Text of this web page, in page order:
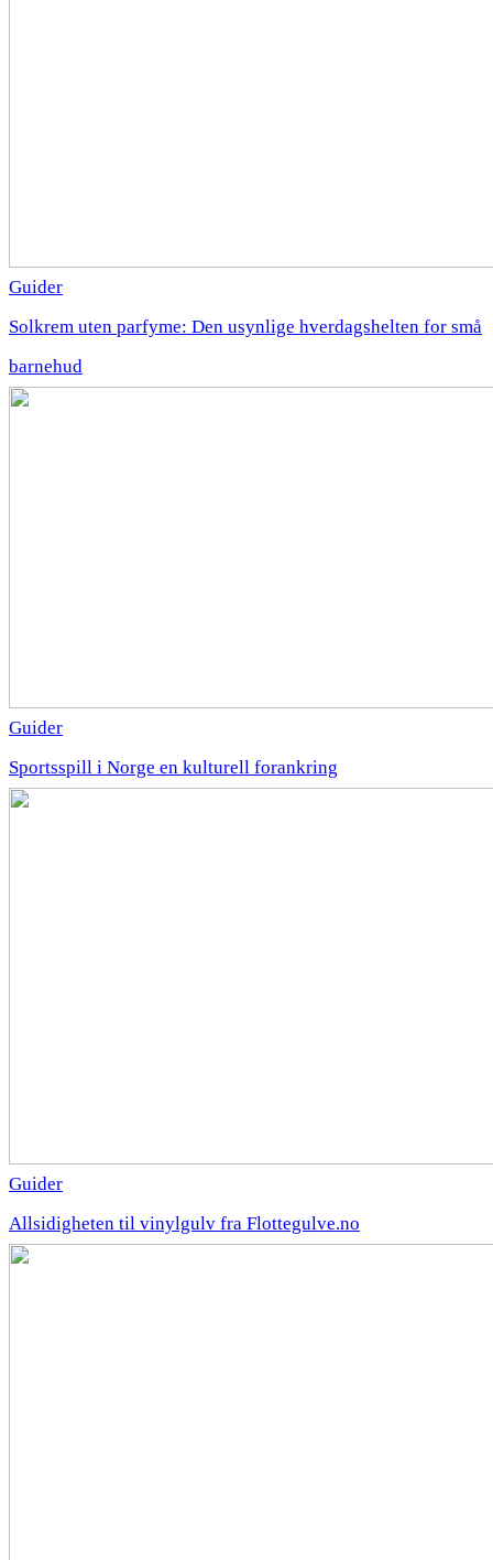
Guider
Solkrem uten parfyme: Den usynlige hverdagshelten for små
barnehud
Guider
Sportsspill i Norge en kulturell forankring
Guider
Allsidigheten til vinylgulv fra Flottegulve.no